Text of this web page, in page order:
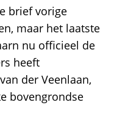
brief vorige
maar het laatste
nu officieel de
heeft
der Veenlaan,
bovengrondse